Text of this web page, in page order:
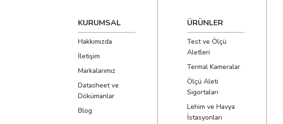
KURUMSAL
Hakkımızda
İletişim
Markalarımız
Datasheet ve
Dökümanlar
Blog
ÜRÜNLER
Test ve Ölçü
Aletleri
Termal Kameralar
Ölçü Aleti
Sigortaları
Lehim ve Havya
İstasyonları